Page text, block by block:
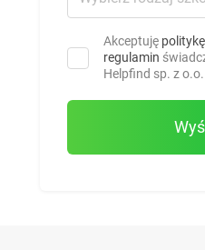
Akceptuję
regulamin
Helpfind sp. z o.o.